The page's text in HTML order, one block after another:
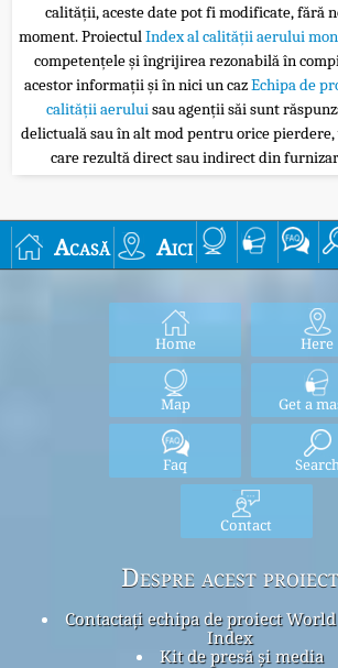
calității, aceste date pot fi modificate, fără
moment. ProiectulIndex al calității aerului
competențele și îngrijirea rezonabilă în
acestor informații și în nici un cazEchipa de
calității aeruluisau agenții săi sunt
delictuală sau în alt mod pentru orice pierdere,
care rezultă direct sau indirect din
Acasă Aici
Home Here
Map Get a
Faq
Contact
Despre acest proiect
Contactați echipa de proiect
Index
Kit de presă și media